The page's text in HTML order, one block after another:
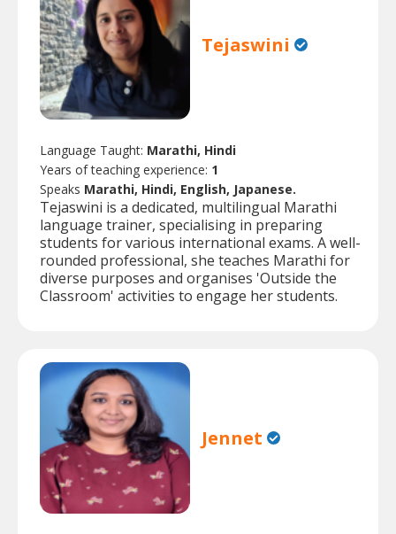
Tejaswini
Language Taught: Marathi, Hindi
Years of teaching experience: 1
Speaks Marathi, Hindi, English, Japanese.
Tejaswini is a dedicated, multilingual Marathi
language trainer, specialising in preparing
students for various international exams. A well-
rounded professional, she teaches Marathi for
diverse purposes and organises 'Outside the
Classroom' activities to engage her students.
Jennet